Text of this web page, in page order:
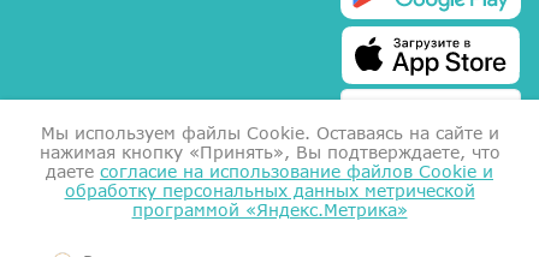
Справка для налоговой
Мы используем файлы Сookie. Оставаясь на сайте и
нажимая кнопку «Принять», Вы подтверждаете, что
даете согласие на использование файлов Cookie и
обработку персональных данных метрической
программой «Яндекс.Метрика»